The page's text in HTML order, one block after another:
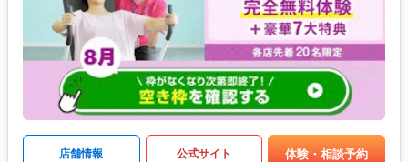
店舗情報 公式サイト 体験・相談予約